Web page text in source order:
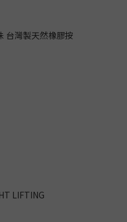
台灣製天然橡膠按